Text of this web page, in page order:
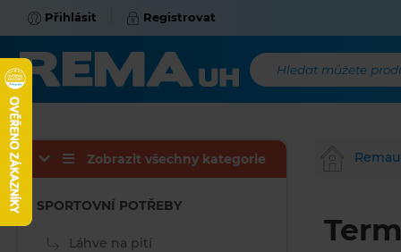
Přihlásit Registrovat
Hledat můžete
Zobrazit všechny kategorie
SPORTOVNÍ POTŘEBY
Láhve na pití